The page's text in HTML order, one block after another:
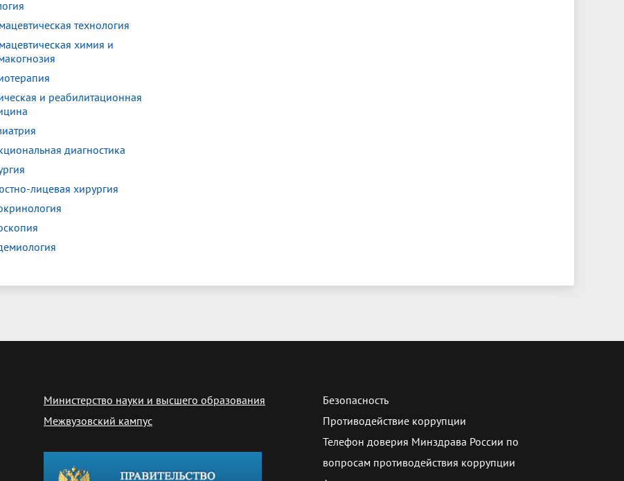
технология
химия и
и реабилитационная
диагностика
лицевая хирургия
Министерство науки и высшего образования
Межвузовский кампус
Безопасность
Противодействие коррупции
Телефон доверия Минздрава России по
вопросам противодействия коррупции